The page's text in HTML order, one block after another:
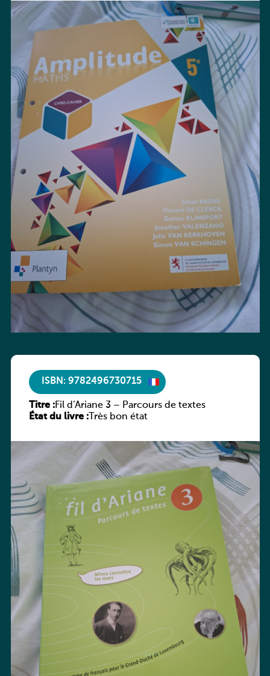
ISBN: 9782496730715
Titre :Fil d’Ariane 3 – Parcours de textes
État du livre :Très bon état